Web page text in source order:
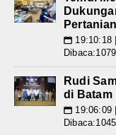
Pertanian
📅 19:10:18
Rudi
di Batam
📅 19:06:09